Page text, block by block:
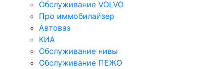
Обслуживание VOLVO
Про иммобилайзер
Автоваз
КИА
Обслуживание нивы
Обслуживание ПЕЖО